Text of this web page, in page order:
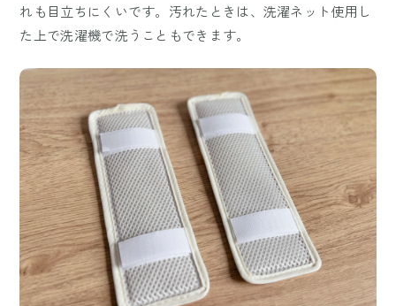
れも目立ちにくいです。汚れたときは、洗濯ネット使用し
た上で洗濯機で洗うこともできます。